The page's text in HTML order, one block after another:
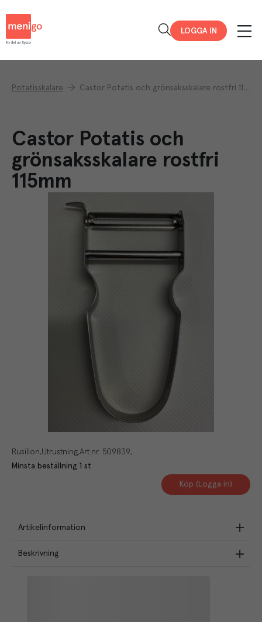
LOGGA IN
Potatisskalare Castor Potatis och grönsaksskalare rostfri 115mm
Castor Potatis och
grönsaksskalare rostfri
115mm
Rusillon Utrustning Art.nr. 509839
Minsta beställning 1 st
Köp (Logga in)
Artikelinformation
Beskrivning